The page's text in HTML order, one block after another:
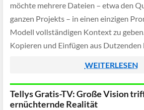
möchte mehrere Dateien – etwa den
ganzen Projekts – in einen einzigen
Modell vollständigen Kontext zu
Kopieren und Einfügen aus
WEITERLESEN
Tellys Gratis-TV: Große Vision
ernüchternde Realität